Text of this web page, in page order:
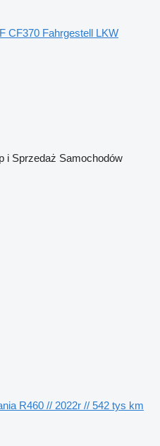
CF370 Fahrgestell LKW
i Sprzedaż Samochodów
R460 // 2022r // 542 tys km